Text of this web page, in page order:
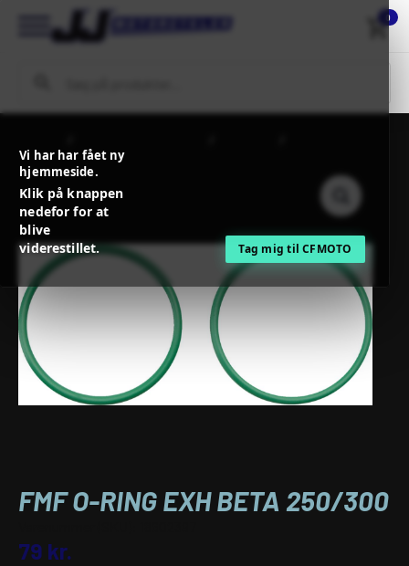
Vi har har fået ny
hjemmeside.
Klik på knappen
nedefor for at
blive
viderestillet.
Tag mig til CFMOTO
0
BETA 250/300
FMF O-RING EXH BETA 250/300
79 kr.